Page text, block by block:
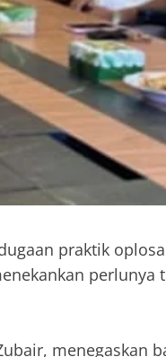
praktik
menegaskan